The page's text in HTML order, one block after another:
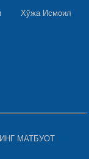
Хўжа Исмоил
МАТБУОТ